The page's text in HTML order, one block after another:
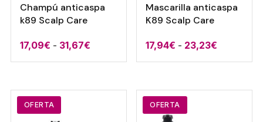
Champú anticaspa
k89 Scalp Care
17,09€ - 31,67€Rango
de
desde
Mascarilla anticaspa
K89 Scalp Care
17,94€ - 23,23€
de
desde
OFERTA OFERTA